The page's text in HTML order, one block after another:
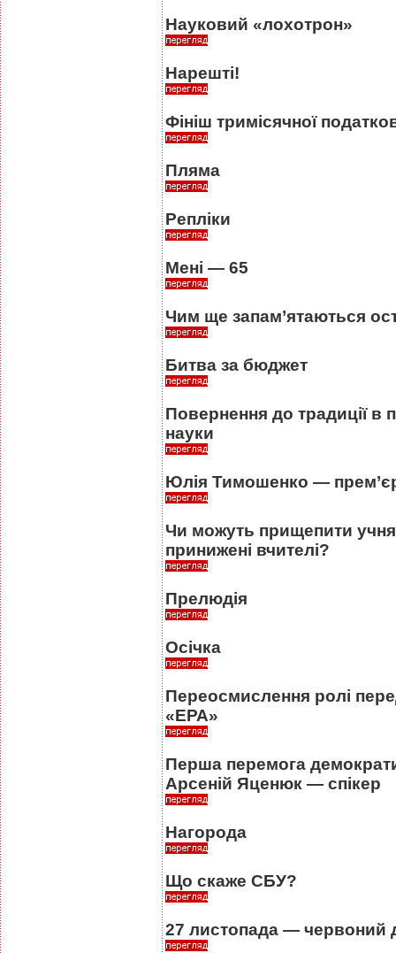
Науковий «лохотрон»
Нарешті!
Фініш тримісячної
Пляма
Репліки
Мені — 65
Чим ще запам’ятаються
Битва за бюджет
Повернення до традиції в
науки
Юлія Тимошенко —
Чи можуть прищепити
принижені вчителі?
Прелюдія
Осічка
Переосмислення ролі
«ЕРА»
Перша перемога
Арсеній Яценюк — спікер
Нагорода
Що скаже СБУ?
27 листопада — червоний